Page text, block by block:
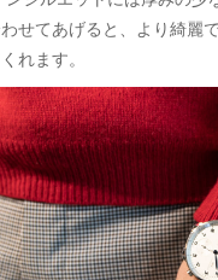
せてあげると、より綺麗
れます。